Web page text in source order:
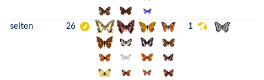
selten 26 1